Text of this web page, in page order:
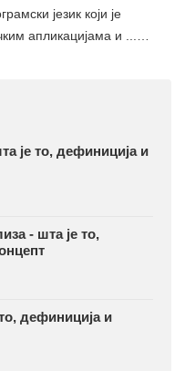
језик који је
апликацијама и ...…
је то, дефиниција и
- шта је то,
дефиниција и